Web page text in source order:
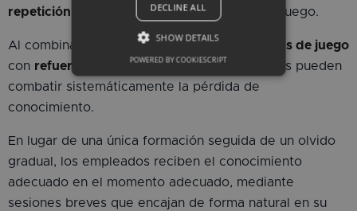
repetición espaciada
cambian las reglas del juego.
Al combinar
aprendizaje basado en dinámicas de juego
con refuerzo estructurado, las organizaciones pueden
combatir sistemáticamente la pérdida de
conocimiento.
En lugar de una única formación seguida de un olvido
gradual, los empleados reciben el conocimiento
adecuado en el momento adecuado, mediante
sesiones breves que encajan de forma natural en su
DECLINE ALL
SHOW DETAILS
POWERED BY COOKIESCRIPT